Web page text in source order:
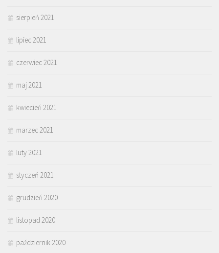
sierpień 2021
lipiec 2021
czerwiec 2021
maj 2021
kwiecień 2021
marzec 2021
luty 2021
styczeń 2021
grudzień 2020
listopad 2020
październik 2020